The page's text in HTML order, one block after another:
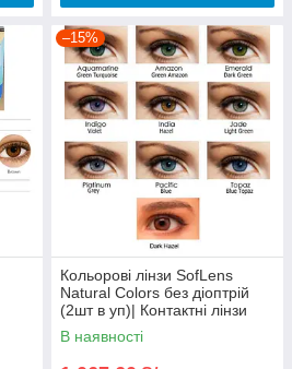
–15%
Кольорові лінзи SofLens
Natural Colors без діоптрій
(2шт в уп)| Контактні лінзи
Софлен Натурал Колор|
В наявності